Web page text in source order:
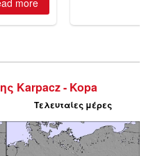
Karpacz - Kopa
Τελευταίες μέρες